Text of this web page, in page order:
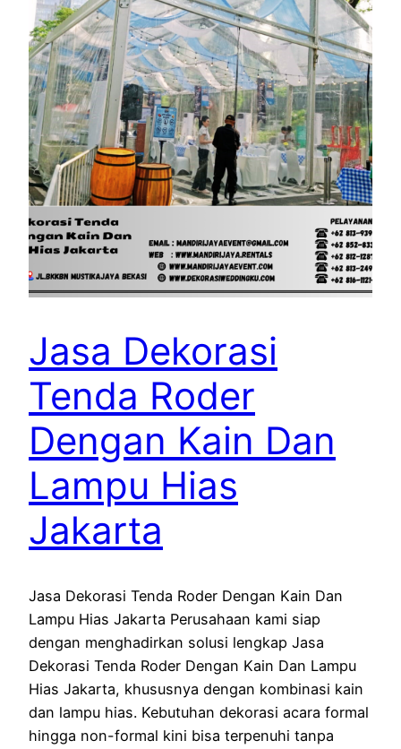
Jasa Dekorasi
Tenda Roder
Dengan Kain Dan
Lampu Hias
Jakarta
Jasa Dekorasi Tenda Roder Dengan Kain Dan
Lampu Hias Jakarta Perusahaan kami siap
dengan menghadirkan solusi lengkap Jasa
Dekorasi Tenda Roder Dengan Kain Dan Lampu
Hias Jakarta, khususnya dengan kombinasi kain
dan lampu hias. Kebutuhan dekorasi acara formal
hingga non-formal kini bisa terpenuhi tanpa